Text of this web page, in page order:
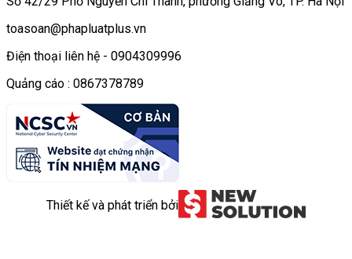
toasoan@phapluatplus.vn
Điện thoại liên hệ - 0904309996
Quảng cáo : 0867378789
Thiết kế và phát triển bởi